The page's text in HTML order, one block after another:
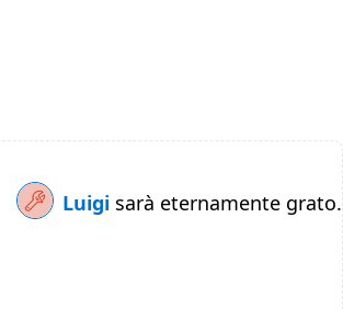
Luigi sarà eternamente grato.